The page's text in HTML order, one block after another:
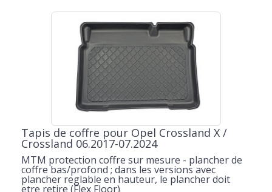
Tapis de coffre pour Opel Crossland X /
Crossland 06.2017-07.2024
MTM protection coffre sur mesure - plancher de
coffre bas/profond ; dans les versions avec
plancher reglable en hauteur, le plancher doit
etre retire (Flex Floor)